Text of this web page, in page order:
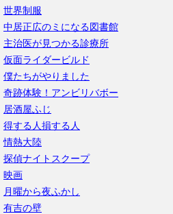
世界制服
中居正広のミになる図書館
主治医が見つかる診療所
仮面ライダービルド
僕たちがやりました
奇跡体験！アンビリバボー
居酒屋ふじ
得する人損する人
情熱大陸
探偵ナイトスクープ
映画
月曜から夜ふかし
有吉の壁